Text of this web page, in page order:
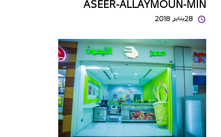
ASEER-ALLAYMOUN-MIN
28يناير, 2018